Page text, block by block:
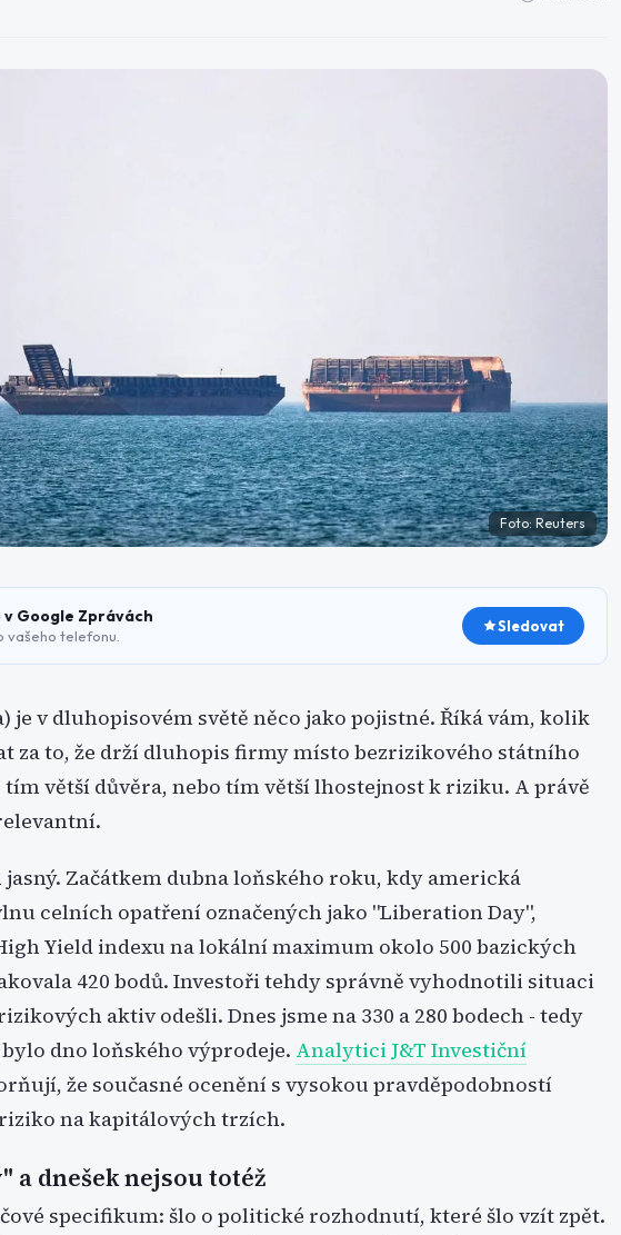
Foto: Reuters
Google Zprávách
vašeho telefonu.
Sledovat
je v dluhopisovém světě něco jako pojistné. Říká vám, kolik
za to, že drží dluhopis firmy místo bezrizikového státního
větší důvěra, nebo tím větší lhostejnost k riziku. A právě
Začátkem dubna loňského roku, kdy americká
celních opatření označených jako "Liberation Day",
Yield indexu na lokální maximum okolo 500 bazických
420 bodů. Investoři tehdy správně vyhodnotili situaci
aktiv odešli. Dnes jsme na 330 a 280 bodech - tedy
dno loňského výprodeje. Analytici J&T Investiční
že současné ocenění s vysokou pravděpodobností
na kapitálových trzích.
a dnešek nejsou totéž
specifikum: šlo o politické rozhodnutí, které šlo vzít zpět.